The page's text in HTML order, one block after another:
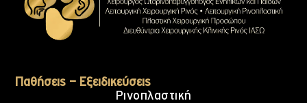
Παθήσεις – Εξειδικεύσεις
Ρινοπλαστική